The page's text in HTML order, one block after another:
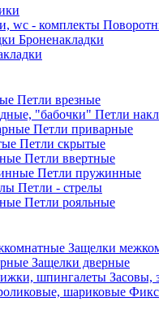
Броненакладки
Петли врезные
Петли
Петли приварные
Петли скрытые
Петли ввертные
Петли пружинные
Петли - стрелы
Петли рояльные
Защелки
Защелки дверные
Засовы,